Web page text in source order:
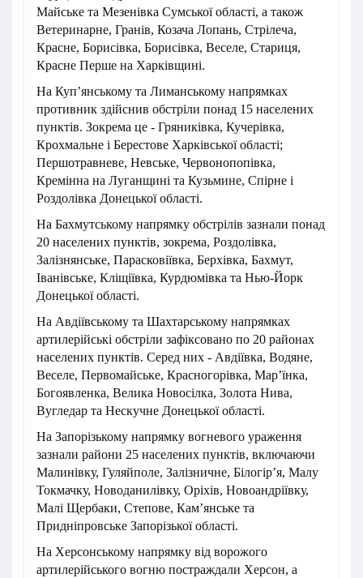
Майське та Мезенівка Сумської області, а також
Ветеринарне, Гранів, Козача Лопань, Стрілеча,
Красне, Борисівка, Борисівка, Веселе, Стариця,
Красне Перше на Харківщині.
На Куп’янському та Лиманському напрямках
противник здійснив обстріли понад 15 населених
пунктів. Зокрема це - Гряниківка, Кучерівка,
Крохмальне і Берестове Харківської області;
Першотравневе, Невське, Червонопопівка,
Кремінна на Луганщині та Кузьмине, Спірне і
Роздолівка Донецької області.
На Бахмутському напрямку обстрілів зазнали понад
20 населених пунктів, зокрема, Роздолівка,
Залізнянське, Парасковіївка, Берхівка, Бахмут,
Іванівське, Кліщіївка, Курдюмівка та Нью-Йорк
Донецької області.
На Авдіївському та Шахтарському напрямках
артилерійські обстріли зафіксовано по 20 районах
населених пунктів. Серед них - Авдіївка, Водяне,
Веселе, Первомайське, Красногорівка, Мар’їнка,
Богоявленка, Велика Новосілка, Золота Нива,
Вугледар та Нескучне Донецької області.
На Запорізькому напрямку вогневого ураження
зазнали райони 25 населених пунктів, включаючи
Малинівку, Гуляйполе, Залізничне, Білогір’я, Малу
Токмачку, Новоданилівку, Оріхів, Новоандріївку,
Малі Щербаки, Степове, Кам’янське та
Придніпровське Запорізької області.
На Херсонському напрямку від ворожого
артилерійського вогню постраждали Херсон, а